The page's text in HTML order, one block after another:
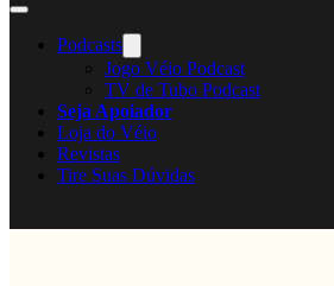
Podcasts
Jogo Véio Podcast
TV de Tubo Podcast
Seja Apoiador
Loja do Véio
Revistas
Tire Suas Dúvidas